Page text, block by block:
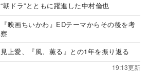
“朝ドラ”とともに躍進した中村倫也
『映画ちいかわ』EDテーマからその後を考
察
見上愛、『風、薫る』との1年を振り返る
19:13更新